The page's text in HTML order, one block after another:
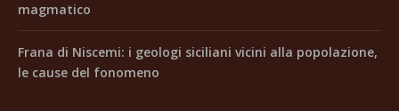
magmatico
Frana di Niscemi: i geologi siciliani vicini alla popolazione,
le cause del fonomeno